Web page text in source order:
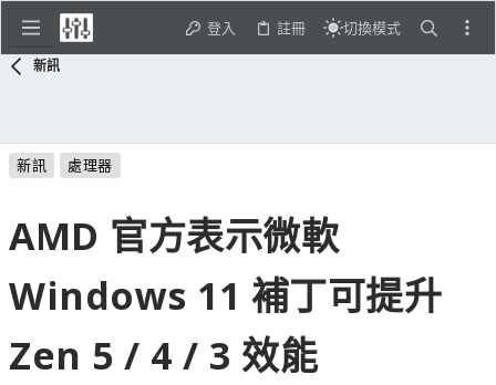
登入 註冊 切換模式
新訊
新訊 處理器
AMD 官方表示微軟
Windows 11 補丁可提升
Zen 5 / 4 / 3 效能